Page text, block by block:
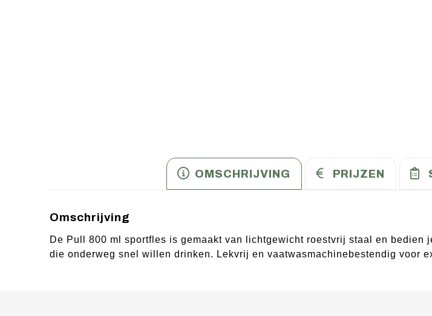
OMSCHRIJVING PRIJZEN
Omschrijving
De Pull 800 ml sportfles is gemaakt van lichtgewicht roestvrij staal en
die onderweg snel willen drinken. Lekvrij en vaatwasmachinebestendig voor